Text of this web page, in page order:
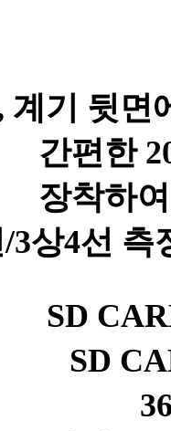
기 뒷면
간편한
장착하
3상4선
SD
SD